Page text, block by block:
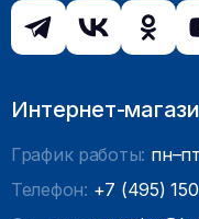
Интернет-
График работы:
Телефон: +7 (495)